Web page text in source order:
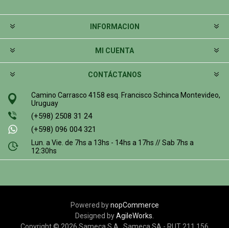
INFORMACION
MI CUENTA
CONTÁCTANOS
Camino Carrasco 4158 esq. Francisco Schinca Montevideo,
Uruguay
(+598) 2508 31 24
(+598) 096 004 321
Lun. a Vie. de 7hs a 13hs - 14hs a 17hs // Sab 7hs a
12:30hs
Powered bynopCommerce
Designed byAgileWorks.
Copyright © 2026 Sameca S.A.. Sameca SA - RUT 211 156